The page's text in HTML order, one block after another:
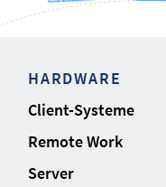
HARDWARE
Client-Systeme
Remote Work
Server